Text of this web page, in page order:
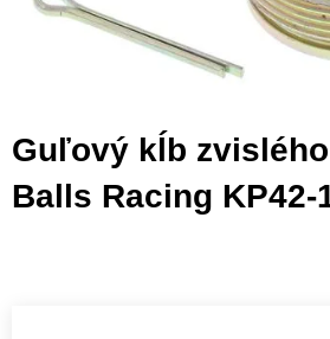
Guľový kĺb
Balls Racing KP42-